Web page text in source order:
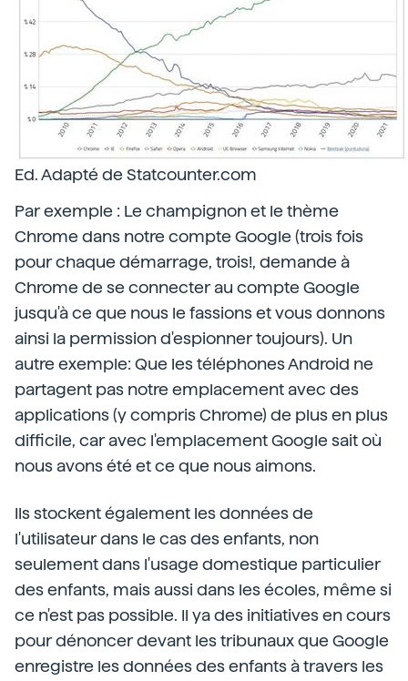
Ed. Adapté de Statcounter.com
Par exemple : Le champignon et le thème
Chrome dans notre compte Google (trois fois
pour chaque démarrage, trois!, demande à
Chrome de se connecter au compte Google
jusqu'à ce que nous le fassions et vous donnons
ainsi la permission d'espionner toujours). Un
autre exemple: Que les téléphones Android ne
partagent pas notre emplacement avec des
applications (y compris Chrome) de plus en plus
difficile, car avec l'emplacement Google sait où
nous avons été et ce que nous aimons.
Ils stockent également les données de
l'utilisateur dans le cas des enfants, non
seulement dans l'usage domestique particulier
des enfants, mais aussi dans les écoles, même si
ce n'est pas possible. Il ya des initiatives en cours
pour dénoncer devant les tribunaux que Google
enregistre les données des enfants à travers les